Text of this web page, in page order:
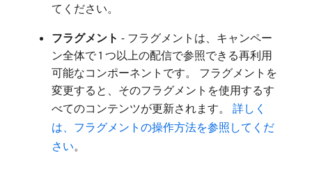
てください。
フラグメント - フラグメントは、キャンペー
ン全体で 1 つ以上の配信で参照できる再利用
可能なコンポーネントです。 フラグメントを
変更すると、そのフラグメントを使用するす
べてのコンテンツが更新されます。 詳しく
は、フラグメントの操作方法を参照してくだ
さい。